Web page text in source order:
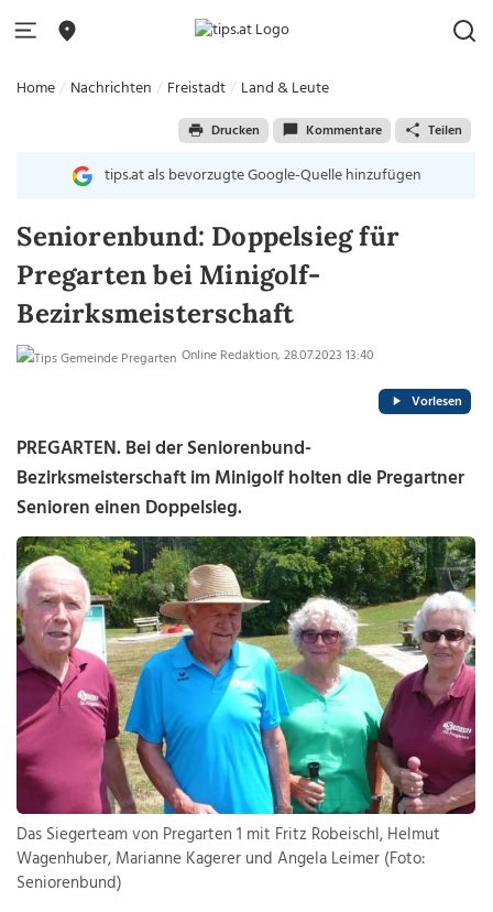
Home Nachrichten Freistadt Land & Leute
Drucken Kommentare Teilen
tips.at als bevorzugte Google-Quelle hinzufügen
Seniorenbund: Doppelsieg für
Pregarten bei Minigolf-
Bezirksmeisterschaft
Online Redaktion, 28.07.2023 13:40
Vorlesen
PREGARTEN. Bei der Seniorenbund-
Bezirksmeisterschaft im Minigolf holten die Pregartner
Senioren einen Doppelsieg.
Das Siegerteam von Pregarten 1 mit Fritz Robeischl, Helmut
Wagenhuber, Marianne Kagerer und Angela Leimer (Foto:
Seniorenbund)